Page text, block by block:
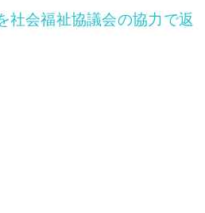
社会福祉協議会の協力で返